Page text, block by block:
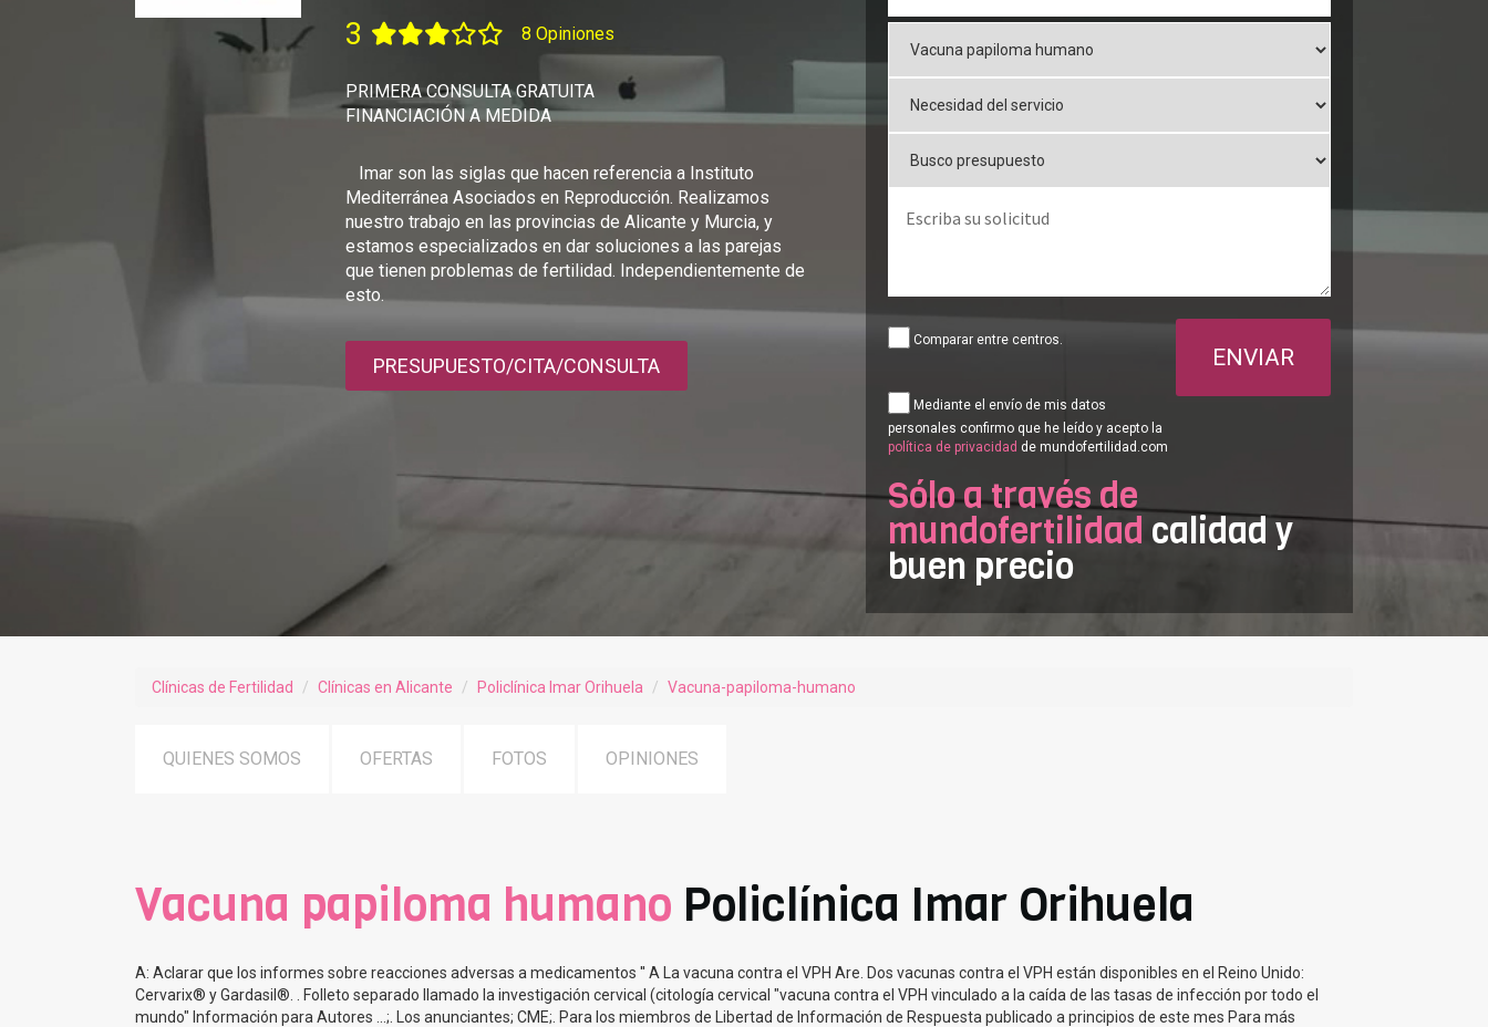
3 8 Opiniones
PRIMERA CONSULTA GRATUITA
FINANCIACIÓN A MEDIDA
Imar son las siglas que hacen referencia a Instituto
Mediterránea Asociados en Reproducción. Realizamos
nuestro trabajo en las provincias de Alicante y Murcia, y
estamos especializados en dar soluciones a las parejas
que tienen problemas de fertilidad. Independientemente de
esto.
PRESUPUESTO/CITA/CONSULTA
Comparar entre centros.
Mediante el envío de mis datos
personales confirmo que he leído y acepto la
política de privacidad de mundofertilidad.com
ENVIAR
Sólo a través de
mundofertilidad calidad y
buen precio
Clínicas de Fertilidad Clínicas en Alicante Policlínica Imar Orihuela Vacuna-papiloma-humano
QUIENES SOMOS OFERTAS FOTOS OPINIONES
Vacuna papiloma humano Policlínica Imar Orihuela
A: Aclarar que los informes sobre reacciones adversas a medicamentos '' A La vacuna contra el VPH Are. Dos vacunas contra el VPH están disponibles en el Reino Unido:
Cervarix® y Gardasil®. . Folleto separado llamado la investigación cervical (citología cervical "vacuna contra el VPH vinculado a la caída de las tasas de infección por todo el
mundo" Información para Autores ...;. Los anunciantes; CME;. Para los miembros de Libertad de Información de Respuesta publicado a principios de este mes Para más